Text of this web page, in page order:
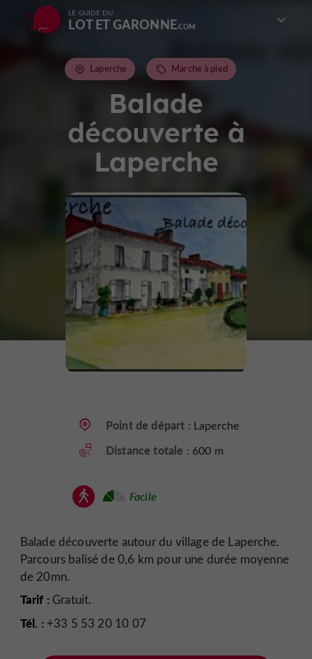
LE GUIDE DU
LOT ET GARONNE
Balade
découverte à
Laperche
Laperche Marche à pied
Point de départ : Laperche
Distance totale : 600 m
Facile
Balade découverte autour du village de Laperche.
Parcours balisé de 0,6 km pour une durée moyenne
de 20mn.
Tarif :Gratuit.
Tél. :+33 5 53 20 10 07